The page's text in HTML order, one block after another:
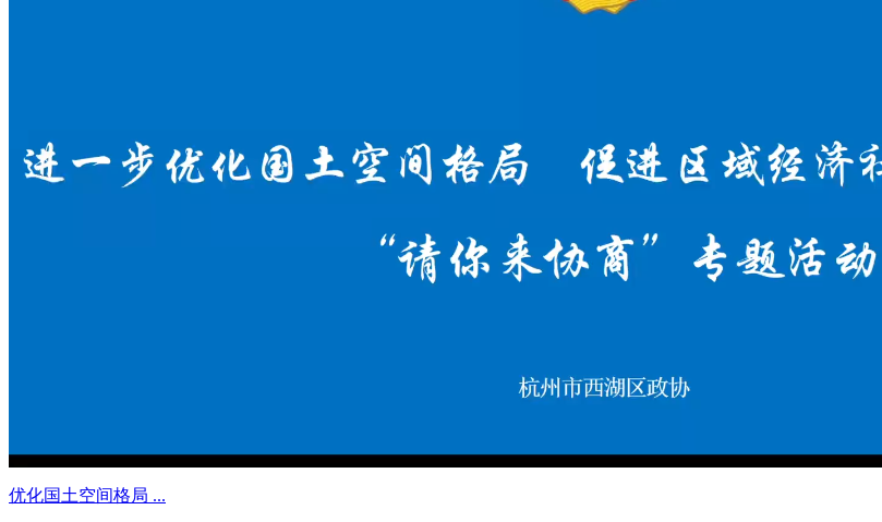
优化国土空间格局 ...